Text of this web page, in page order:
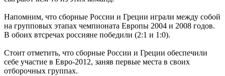
Напомним, что сборные России и Греции играли между собой
на групповых этапах чемпионата Европы 2004 и 2008 годов.
В обоих втсречах россияне победили (2:1 и 1:0).
Стоит отметить, что сборные России и Греции обеспечили
себе участие в Евро-2012, заняв первые места в своих
отборочных группах.